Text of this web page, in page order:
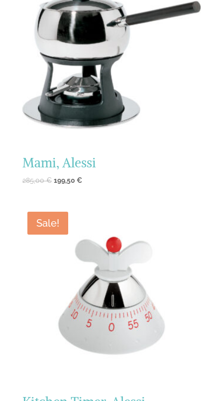
Mami, Alessi
285,00€ 199,50 €
Sale!